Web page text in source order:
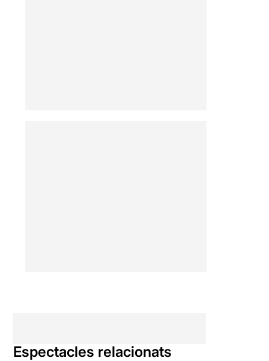
Espectacles relacionats